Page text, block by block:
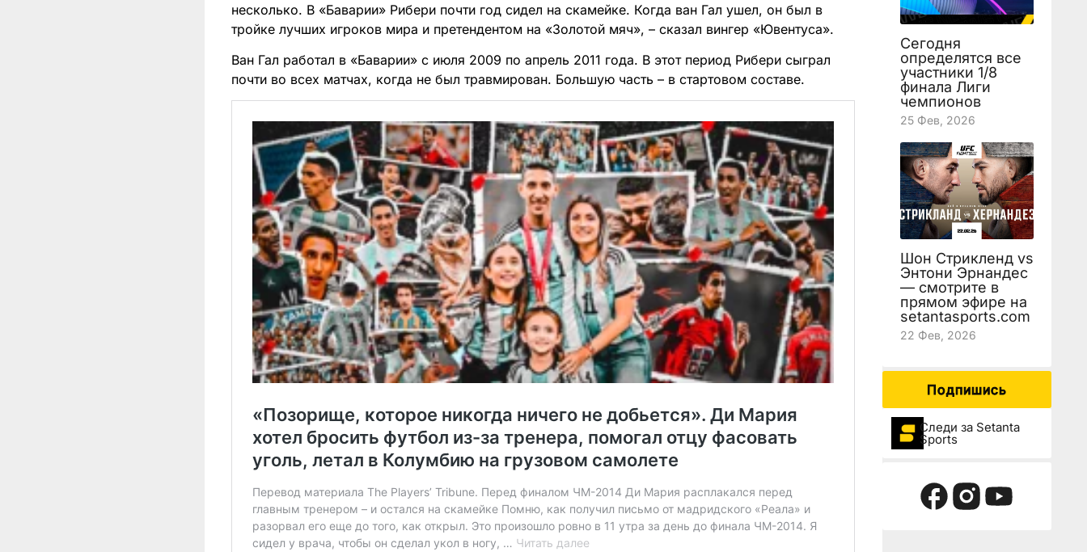
несколько. В «Баварии» Рибери почти год сидел на скамейке. Когда ван Гал ушел, он был в
тройке лучших игроков мира и претендентом на «Золотой мяч», – сказал вингер «Ювентуса».
Ван Гал работал в «Баварии» с июля 2009 по апрель 2011 года. В этот период Рибери сыграл
почти во всех матчах, когда не был травмирован. Большую часть – в стартовом составе.
Сегодня
определятся все
участники 1/8
финала Лиги
чемпионов
25 Фев, 2026
Шон Стрикленд vs
Энтони Эрнандес
— смотрите в
прямом эфире на
setantasports.com
22 Фев, 2026
Подпишись
Следи за Setanta
Sports